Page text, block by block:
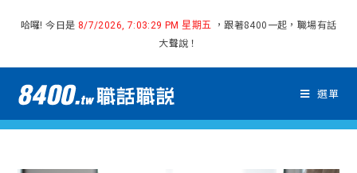
哈囉! 今日是 8/7/2026, 7:03:30 PM 星期五
，跟著8400一起，職場有話
大聲說！
選單